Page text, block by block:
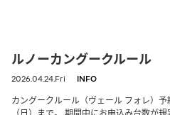
ルノーカングークルール
2026.04.24.Fri INFO
カングークルール（ヴェール フォレ）
（日）まで。 期間中にお申込み台数が